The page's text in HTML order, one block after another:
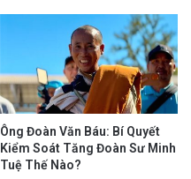
Ông Đoàn Văn Báu: Bí Quyết
Kiểm Soát Tăng Đoàn Sư Minh
Tuệ Thế Nào?